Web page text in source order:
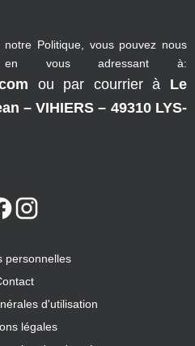
Politique, vous pouvez nous
en vous adressant à:
ou par courrier à Le
– VIHIERS – 49310 LYS-
personnelles
d'utilisation
légales